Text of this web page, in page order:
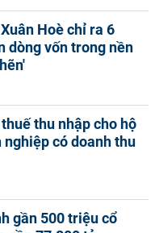
Hoè chỉ ra 6
dòng vốn trong nền
thu nhập cho hộ
nghiệp có doanh thu
gần 500 triệu cổ